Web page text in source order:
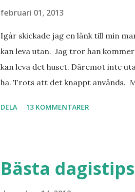
februari 01, 2013
Igår skickade jag en länk till min
kan leva utan. Jag tror han
kan leva det huset. Däremot inte
ha. Trots att det knappt används.
DELA 13 KOMMENTARER
Bästa